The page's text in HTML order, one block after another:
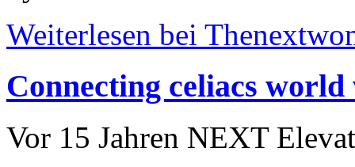
Weiterlesen bei
Connecting celiacs world
Vor 15 Jahren NEXT